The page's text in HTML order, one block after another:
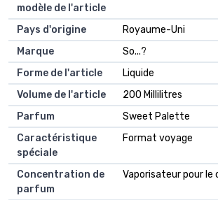
modèle de l'article
Pays d'origine
Royaume-Uni
Marque
So...?
Forme de l'article
Liquide
Volume de l'article
200 Millilitres
Parfum
Sweet Palette
Caractéristique
spéciale
Format voyage
Concentration de
parfum
Vaporisateur pour le